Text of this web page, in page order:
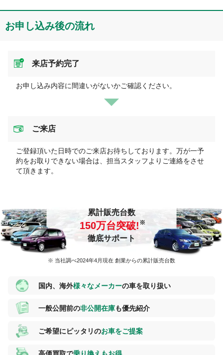
お申し込み後の流れ
来店予約完了
お申し込み内容に間違いがないかご確認ください。
ご来店
ご登録頂いた日時でのご来店お待ちしております。万が一予
約をお取りできない場合は、担当スタッフよりご連絡をさせ
て頂きます。
累計販売台数
150万台突破!
徹底サポート
※ 当社調べ2024年4月現在 創業からの累計販売台数
国内、海外様々なメーカーの車を取り扱い
一般公開前の非公開在庫も優先紹介
ご希望にピッタリのお車をご提案